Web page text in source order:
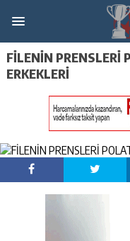
FİLENİN PRENSLERİ
ERKEKLERİ